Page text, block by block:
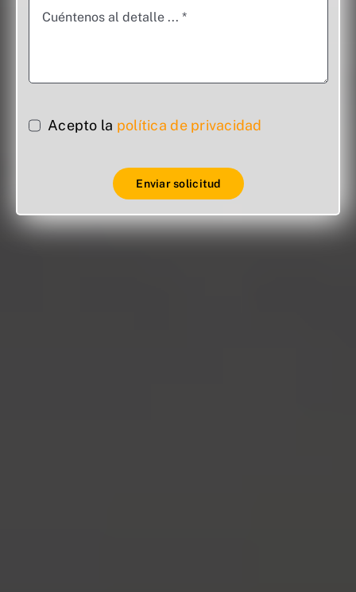
Acepto la política de privacidad
Enviar solicitud